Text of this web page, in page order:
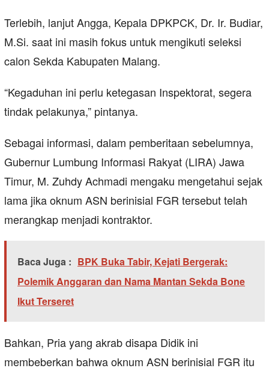
Terlebih, lanjut Angga, Kepala DPKPCK, Dr. Ir. Budiar,
M.Si. saat ini masih fokus untuk mengikuti seleksi
calon Sekda Kabupaten Malang.
“Kegaduhan ini perlu ketegasan Inspektorat, segera
tindak pelakunya,” pintanya.
Sebagai informasi, dalam pemberitaan sebelumnya,
Gubernur Lumbung Informasi Rakyat (LIRA) Jawa
Timur, M. Zuhdy Achmadi mengaku mengetahui sejak
lama jika oknum ASN berinisial FGR tersebut telah
merangkap menjadi kontraktor.
Baca Juga : BPK Buka Tabir, Kejati Bergerak:
Polemik Anggaran dan Nama Mantan Sekda Bone
Ikut Terseret
Bahkan, Pria yang akrab disapa Didik ini
membeberkan bahwa oknum ASN berinisial FGR itu